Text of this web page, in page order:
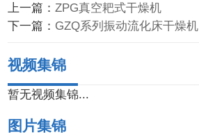
上一篇：ZPG真空耙式干燥机
下一篇： GZQ系列振动流化床干燥机
视频集锦
暂无视频集锦...
图片集锦